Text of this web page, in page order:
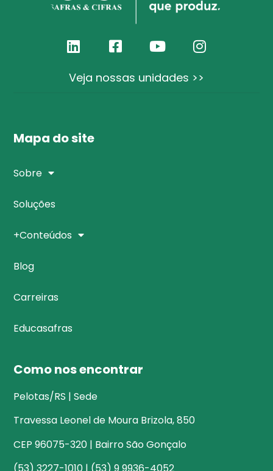
Veja nossas unidades >>
Mapa do site
Sobre
Soluções
+Conteúdos
Blog
Carreiras
Educasafras
Como nos encontrar
Pelotas/RS | Sede
Travessa Leonel de Moura Brizola, 850
CEP 96075-320 | Bairro São Gonçalo